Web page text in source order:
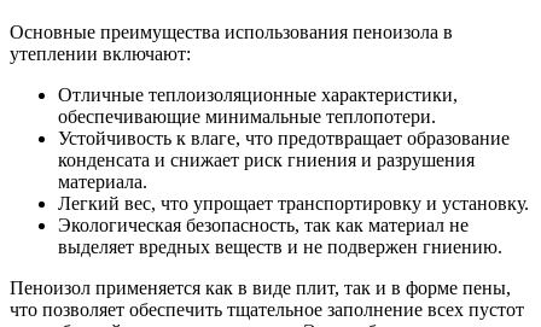
Основные преимущества использования пеноизола в
утеплении включают:
Отличные теплоизоляционные характеристики,
обеспечивающие минимальные теплопотери.
Устойчивость к влаге, что предотвращает образование
конденсата и снижает риск гниения и разрушения
материала.
Легкий вес, что упрощает транспортировку и установку.
Экологическая безопасность, так как материал не
выделяет вредных веществ и не подвержен гниению.
Пеноизол применяется как в виде плит, так и в форме пены,
что позволяет обеспечить тщательное заполнение всех пустот